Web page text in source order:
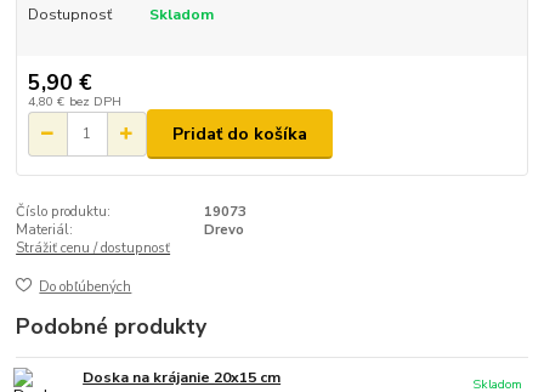
Dostupnosť Skladom
5,90 €
4,80 € bez DPH
Pridať do košíka
Číslo produktu:
19073
Materiál:
Drevo
Strážiť cenu / dostupnosť
Do obľúbených
Podobné produkty
Doska na krájanie 20x15 cm
Skladom